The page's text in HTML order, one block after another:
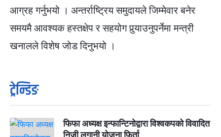
आग्रह गर्नुभयो । अन्तर्राष्ट्रिय समुदायले जिम्मेवार बनेर
समयमै आवश्यक हस्तक्षेप र सहयोग पुर्‍याउनुपर्नेमा मन्त्री
खनालले विशेष जोड दिनुभयो ।
ट्रेन्डिङ
फिफा अध्यक्ष इन्फान्टिनोद्वारा विश्वकपको विवादित